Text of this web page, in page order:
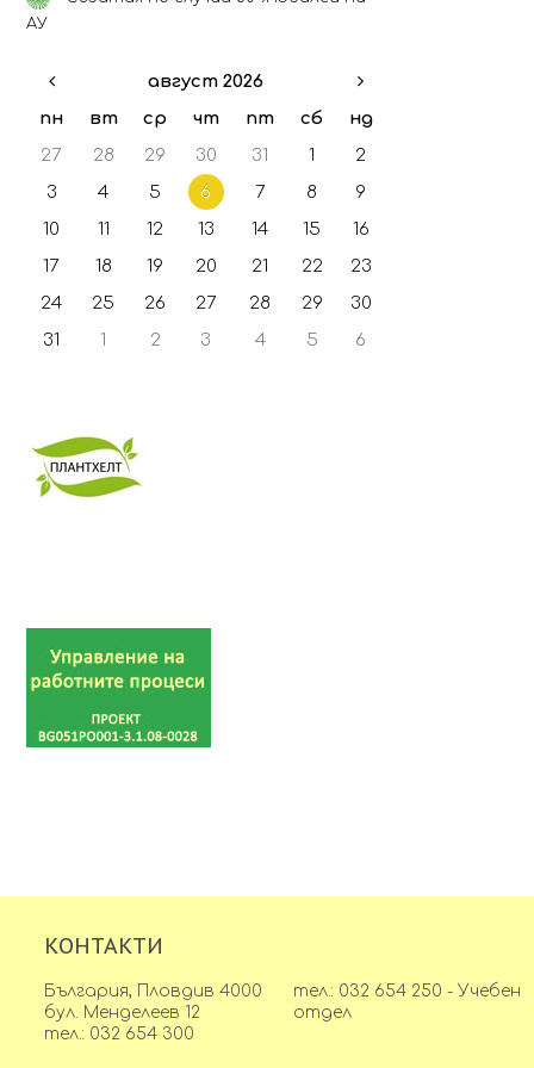
ГФО - 2023
ГФО - 2024
АУ
август 2026
пн
вт ср чт пт сб
нд
27
28 29 30 31 1
2
3
4 5 6 7 8
9
10
11 12 13 14 15
16
17
18 19 20 21 22
23
24
25 26 27 28 29
30
31
1 2 3 4 5 6
КОНТАКТИ
България, Пловдив 4000
бул. Менделеев 12
тел.: 032 654 300
тел.: 032 654 250 - Учебен
отдел